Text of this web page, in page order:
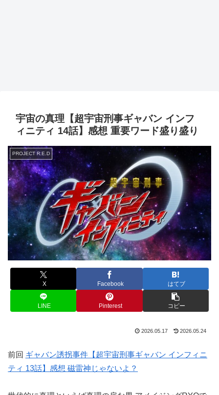
宇宙の真理【超宇宙刑事ギャバン インフ
ィニティ 14話】感想 重要ワード盛り盛り
PROJECT R.E.D
X Facebook はてブ
LINE Pinterest コピー
2026.05.17 2026.05.24
前回 ギャバン誘拐事件【超宇宙刑事ギャバン インフィニ
ティ 13話】感想 磁雷神じゃないよ？